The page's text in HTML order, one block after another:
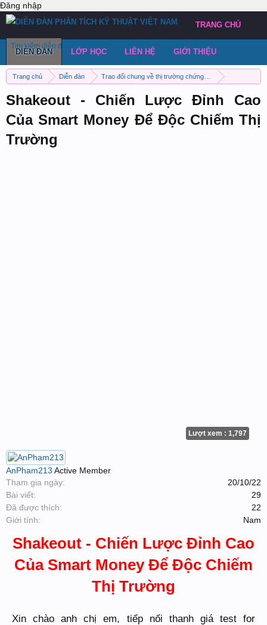
Đăng nhập
Trang chủ Diễn đàn
Trao đổi chung về thị trường chứng khoán Việt Nam
Shakeout - Chiến Lược Đỉnh Cao
Của Smart Money Để Độc Chiếm Thị
Trường
Lượt xem : 1,797
AnPham213 Active Member
Tham gia ngày:
20/10/22
Bài viết:
29
Đã được thích:
22
Giới tính:
Nam
Shakeout - Chiến Lược Đỉnh Cao
Của Smart Money Để Độc Chiếm
Thị Trường
Xin chào anh chị em, tiếp nối thanh giá test for
TRANG CHỦ
DIỄN ĐÀN
Tìm kiếm diễn đàn Bài viết gần đây Đăng chủ đề
LỚP HỌC LIÊN HỆ GIỚI THIỆU